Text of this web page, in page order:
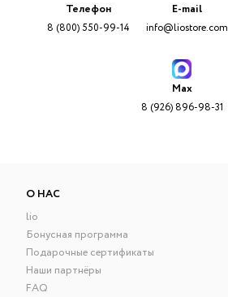
Телефон
8 (800) 550-99-14
E-mail
info@liostore.com
Max
8 (926) 896-98-31
О НАС
lio
Бонусная программа
Подарочные сертификаты
Наши партнёры
FAQ